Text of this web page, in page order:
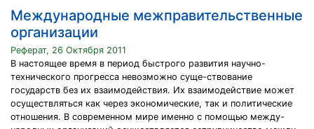
Международные межправительственные
организации
Реферат, 26 Октября 2011
В настоящее время в период быстрого развития научно-
технического прогресса невозможно суще-ствование
государств без их взаимодействия. Их взаимодействие может
осуществляться как через экономические, так и политические
отношения. В современном мире именно с помощью между-